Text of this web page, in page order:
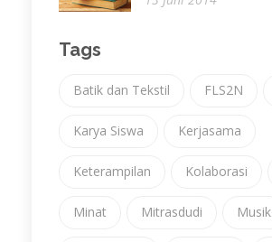
Tags
Batik dan Tekstil FLS2N
Karya Siswa Kerjasama
Keterampilan Kolaborasi
Minat Mitrasdudi Musik